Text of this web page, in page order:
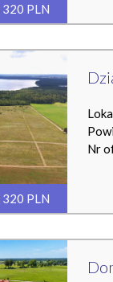
320 PLN
320 PLN
Nr